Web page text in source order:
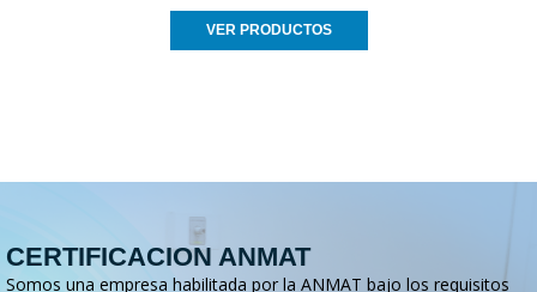
VER PRODUCTOS
CERTIFICACION ANMAT
Somos una empresa habilitada por la ANMAT bajo los requisitos